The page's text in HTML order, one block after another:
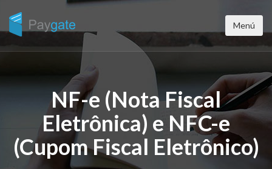
Menú
NF-e (Nota Fiscal
Eletrônica) e NFC-e
(Cupom Fiscal Eletrônico)